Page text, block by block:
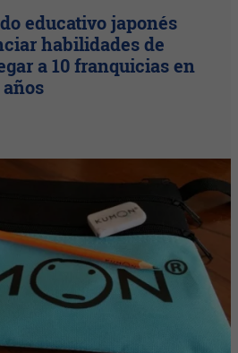
educativo japonés
habilidades de
a 10 franquicias en